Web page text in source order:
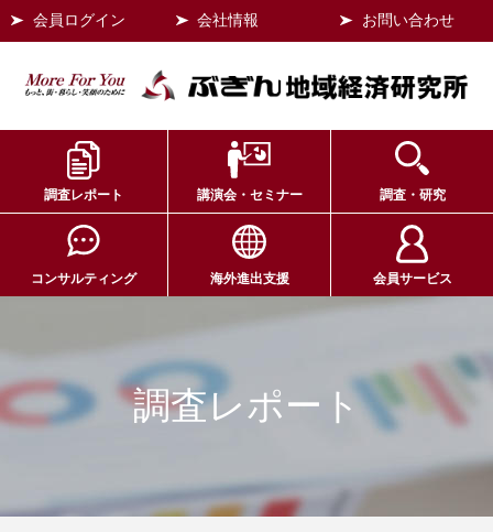
会員ログイン 会社情報 お問い合わせ
調査レポート 講演会・セミナー 調査・研究
コンサルティング 海外進出支援 会員サービス
調査レポート